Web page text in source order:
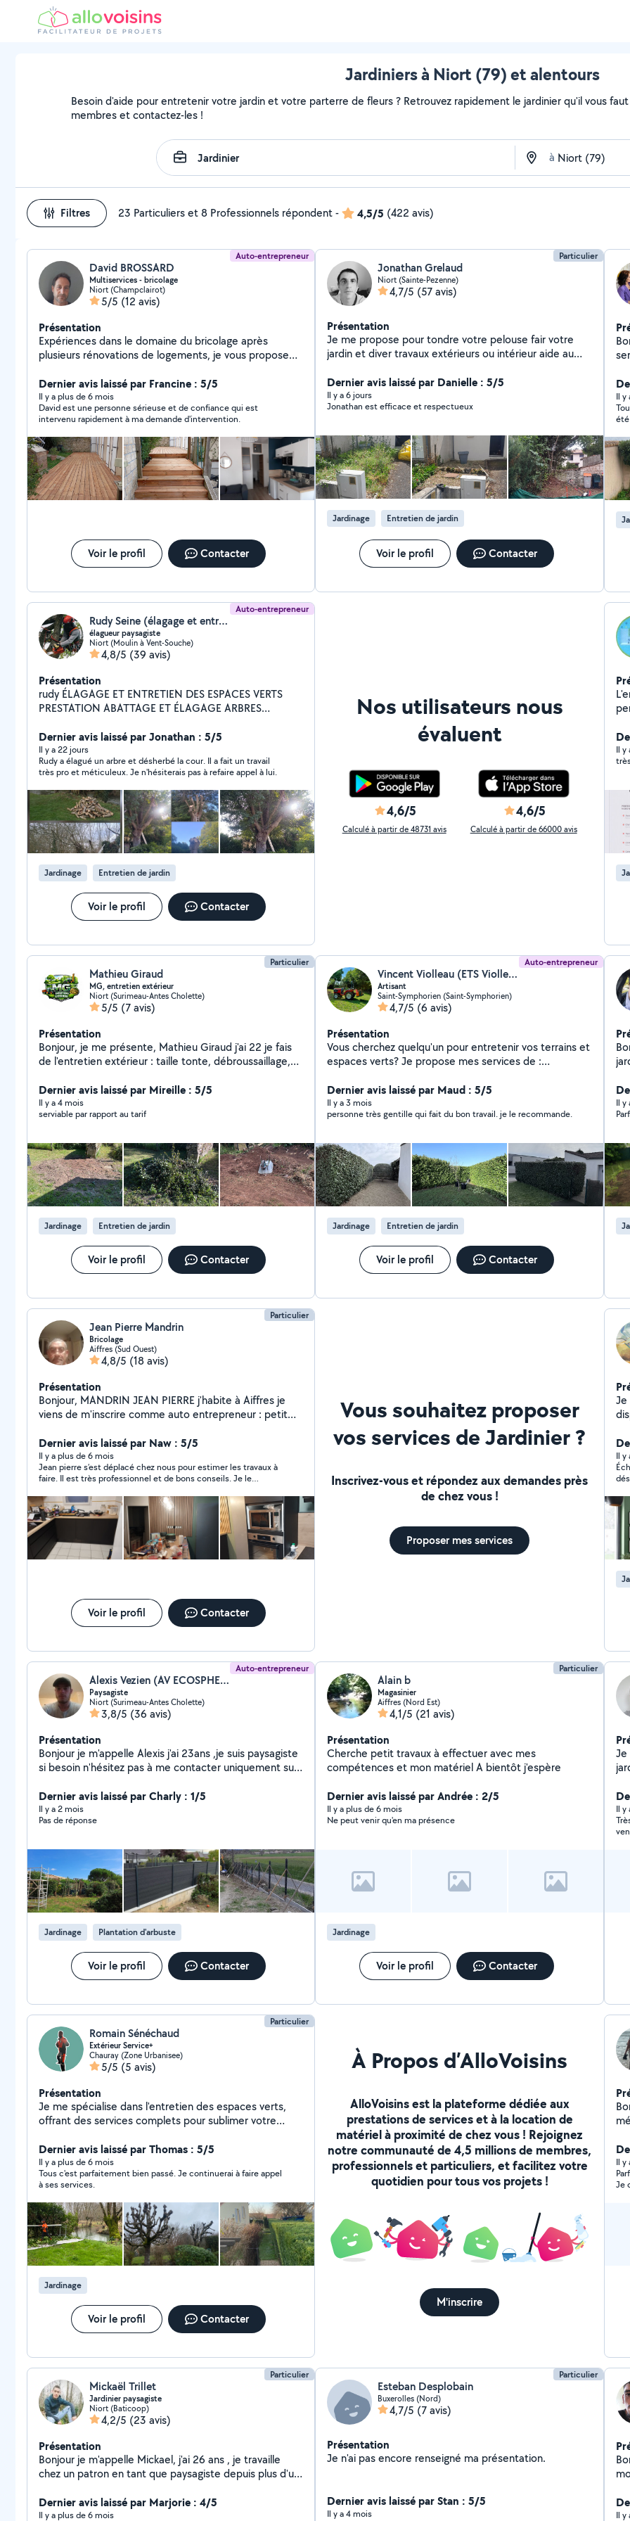
Jardiniers à Niort (79) et alentours
Besoin d'aide pour entretenir votre jardin et votre parterre de fleurs ? Retrouvez rapidement le jardinier qu'il vous faut
membres et contactez-les !
à
Filtres 23 Particuliers et 8 Professionnels répondent- 4,5/5 (422 avis)
Auto-entrepreneur
David BROSSARD
Multiservices - bricolage
Niort (Champclairot)
5/5 (12 avis)
Présentation
Expériences dans le domaine du bricolage après
plusieurs rénovations de logements, je vous propose
organisé, soigneux et ponctuel, je suis à votre
disposition. J'étudie toutes propositions.
Dernier avis laissé par Francine : 5/5
Il y a plus de 6 mois
David est une personne sérieuse et de confiance qui est
intervenu rapidement à ma demande d'intervention.
Voir le profil Contacter
Particulier
Jonathan Grelaud
Niort (Sainte-Pezenne)
4,7/5 (57 avis)
Présentation
Je me propose pour tondre votre pelouse fair votre
jardin et diver travaux extérieurs ou intérieur aide au
pour détection dhamient traitement de toiture
Dernier avis laissé par Danielle : 5/5
Il y a 6 jours
Jonathan est efficace et respectueux
Jardinage Entretien de jardin
Voir le profil Contacter
Il y
Auto-entrepreneur
Rudy Seine (élagage et entretien)
élagueur paysagiste
Niort (Moulin à Vent-Souche)
4,8/5 (39 avis)
Présentation
rudy ÉLAGAGE ET ENTRETIEN DES ESPACES VERTS
PRESTATION ABATTAGE ET ÉLAGAGE ARBRES
ARRACHAGE DE HAIES DÉBROUSSAILLAGE TONTE
PELOUSE RAMASSAGE DES FEUILLE NETTOYAGE
EXTÉRIEURE ÉVACUATION DES DÉCHETS VERT
TRAITEMENT TOITURE ANTI MOUSSE NETOYAGE
ALLÉ,TERRASSE,MURS,FAÇADE NETTOYAGE
GOUTTIÈRE POSSE DE CLÔTURE Grillage souple
Grillage rigide Accepte le paiement cesu
Dernier avis laissé par Jonathan : 5/5
Il y a 22 jours
Rudy a élagué un arbre et désherbé la cour. Il a fait un travail
très pro et méticuleux. Je n'hésiterais pas à refaire appel à lui.
Jardinage Entretien de jardin
Voir le profil Contacter
Nos utilisateurs nous
évaluent
4,6/5
Calculé à partir de 48731 avis
4,6/5
Calculé à partir de 66000 avis
Il y
Particulier
Mathieu Giraud
MG, entretien extérieur
Niort (Surimeau-Antes Cholette)
5/5 (7 avis)
Présentation
Bonjour, je me présente, Mathieu Giraud j'ai 22 je fais
de l'entretien extérieur : taille tonte, débroussaillage,
souche, création de gazon. Je fais aussi du broyage
terrain taille de haie lamier épareuse ,bois de chauffage
je fais ce métier là depuis 6ans j'ai fait 3 ans
Dernier avis laissé par Mireille : 5/5
Il y a 4 mois
serviable par rapport au tarif
Jardinage Entretien de jardin
Voir le profil Contacter
Auto-entrepreneur
Vincent Violleau (ETS Violleau)
Artisant
Saint-Symphorien (Saint-Symphorien)
4,7/5 (6 avis)
Présentation
Vous cherchez quelqu'un pour entretenir vos terrains et
espaces verts? Je propose mes services de :
ou terrains de loisirs Dessouchage Préparation de sols
Nettoyage de vignes Remise en état intervention 30
km autour de Niort Paiement possible en chèque
Contactez-moi en message privé pour en savoir plus ou
demander un devis gratuit ! Rapide Sérieux Local
Dernier avis laissé par Maud : 5/5
Il y a 3 mois
personne très gentille qui fait du bon travail. je le recommande.
Jardinage Entretien de jardin
Voir le profil Contacter
Il y
Particulier
Jean Pierre Mandrin
Bricolage
Aiffres (Sud Ouest)
4,8/5 (18 avis)
Présentation
Bonjour, MANDRIN JEAN PIERRE j'habite à Aiffres je
viens de m'inscrire comme auto entrepreneur : petit
Dernier avis laissé par Naw : 5/5
Il y a plus de 6 mois
Jean pierre s’est déplacé chez nous pour estimer les travaux à
faire. Il est très professionnel et de bons conseils. Je le
Voir le profil Contacter
Vous souhaitez proposer
vos services de Jardinier ?
Inscrivez-vous et répondez aux demandes près
de chez vous !
Proposer mes services
Je
,
Il y
Auto-entrepreneur
Alexis Vezien (AV ECOSPHERE PAYSAGES 79)
Paysagiste
Niort (Surimeau-Antes Cholette)
3,8/5 (36 avis)
Présentation
Bonjour je m'appelle Alexis j'ai 23ans ,je suis paysagiste
si besoin n'hésitez pas à me contacter uniquement sur
Dernier avis laissé par Charly : 1/5
Il y a 2 mois
Pas de réponse
Jardinage Plantation d'arbuste
Voir le profil Contacter
Particulier
Alain b
Magasinier
Aiffres (Nord Est)
4,1/5 (21 avis)
Présentation
Cherche petit travaux à effectuer avec mes
compétences et mon matériel A bientôt j'espère
Dernier avis laissé par Andrée : 2/5
Il y a plus de 6 mois
Ne peut venir qu'en ma présence
Jardinage
Voir le profil Contacter
Je
Il y
Particulier
Romain Sénéchaud
Extérieur Service+
Chauray (Zone Urbanisee)
5/5 (5 avis)
Présentation
Je me spécialise dans l'entretien des espaces verts,
offrant des services complets pour sublimer votre
pelouse, la taille d'arbustes, taille de haies...
Dernier avis laissé par Thomas : 5/5
Il y a plus de 6 mois
Tous c'est parfaitement bien passé. Je continuerai à faire appel
à ses services.
Jardinage
Voir le profil Contacter
À Propos d’AlloVoisins
AlloVoisins est la plateforme dédiée aux
prestations de services et à la location de
matériel à proximité de chez vous ! Rejoignez
notre communauté de 4,5 millions de membres,
professionnels et particuliers, et facilitez votre
quotidien pour tous vos projets !
M'inscrire
Bonjour Je
Il y
Je
Particulier
Mickaël Trillet
Jardinier paysagiste
Niort (Baticoop)
4,2/5 (23 avis)
Présentation
Bonjour je m'appelle Mickael, j'ai 26 ans , je travaille
chez un patron en tant que paysagiste depuis plus d'un
plantation, taillage de haies et arbre , tonte... Je serai
ravie de répondre à vos attente et vos demande et
Dernier avis laissé par Marjorie : 4/5
Il y a plus de 6 mois
Particulier
Esteban Desplobain
Buxerolles (Nord)
4,7/5 (7 avis)
Présentation
Je n'ai pas encore renseigné ma présentation.
Dernier avis laissé par Stan : 5/5
Il y a 4 mois
Il y